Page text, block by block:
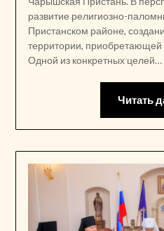
развитие религиозно-
Пристанском районе,
территории, приобретающей
Одной из конкретных целей…
Читать